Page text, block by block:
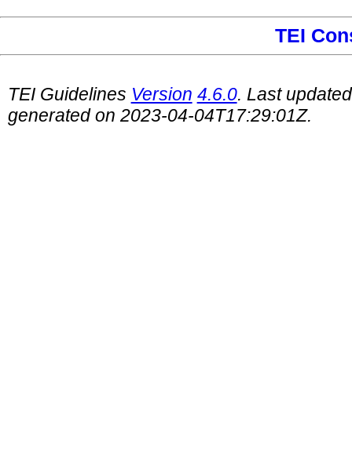
TEI
TEI Guidelines Version 4.6.0. Last
generated on 2023-04-04T17:29:01Z.